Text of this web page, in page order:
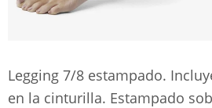
Legging 7/8 estampado.
en la cinturilla. Estampado